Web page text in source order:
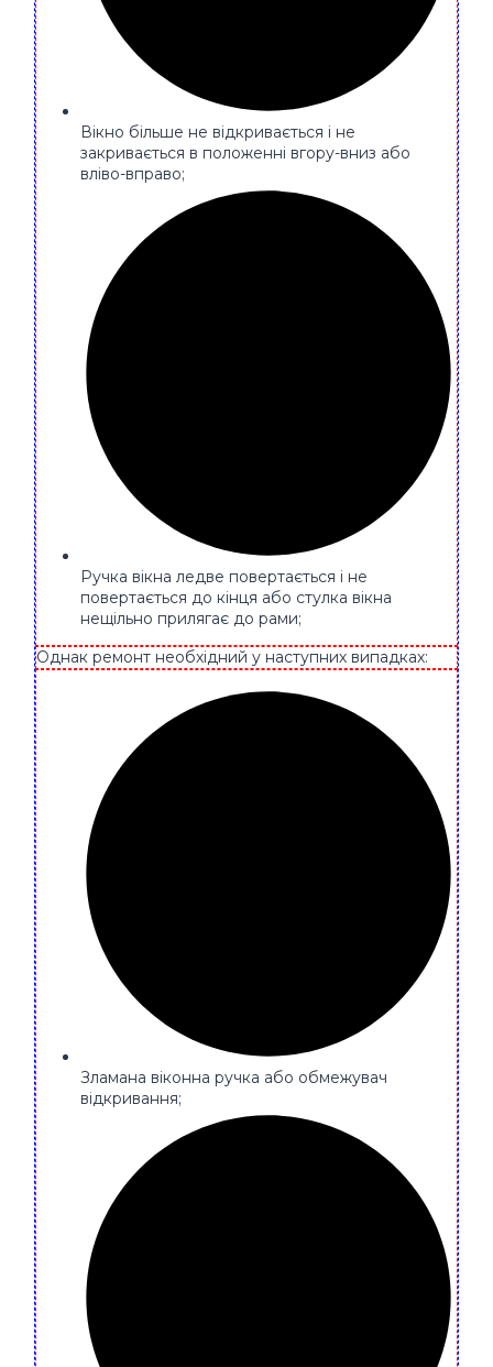
Вікно більше не відкривається і не
закривається в положенні вгору-вниз або
вліво-вправо;
Ручка вікна ледве повертається і не
повертається до кінця або стулка вікна
нещільно прилягає до рами;
Однак ремонт необхідний у наступних випадках:
Зламана віконна ручка або обмежувач
відкривання;